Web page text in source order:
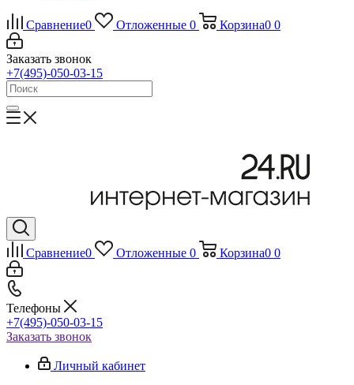
Сравнение0 Отложенные 0 Корзина0 0
Заказать звонок
+7(495)-050-03-15
Сравнение0 Отложенные 0 Корзина0 0
Телефоны
+7(495)-050-03-15
Заказать звонок
Личный кабинет